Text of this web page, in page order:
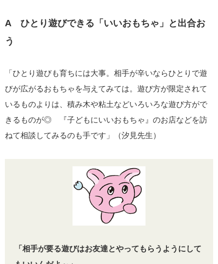
A ひとり遊びできる「いいおもちゃ」と出合お
う
「ひとり遊びも育ちには大事。相手が辛いならひとりで遊
びが広がるおもちゃを与えてみては。遊び方が限定されて
いるものよりは、積み木や粘土などいろいろな遊び方がで
きるものが◎ 『子どもにいいおもちゃ』のお店などを訪
ねて相談してみるのも手です」（汐見先生）
「相手が要る遊びはお友達とやってもらうようにして